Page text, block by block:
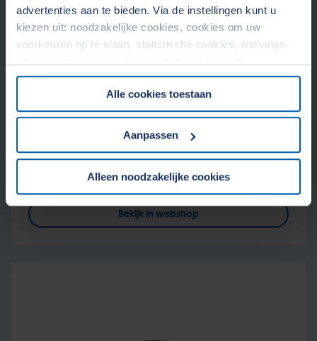
advertenties aan te bieden. Via de instellingen kunt u
kiezen uit: noodzakelijke cookies, cookies om uw
voorkeuren op te slaan, statistische cookies, wervings-
persoonsgegevens met Derden. Door op de OK-knop te
klikken, gaat u akkoord met het gebruik van alle cookies
en geeft u toestemming voor de bijbehorende verwerking
van uw persoonsgegevens. Zie voor meer informatie
allen tijde uw toestemming wijzigen of intrekken in het
Cookiebeleid op onze website.
Alle cookies toestaan
Aanpassen
Alleen noodzakelijke cookies
Lasbare riemen
van Food en Farma tot de (Petro)chemie. Verkrijgbaar in
diverse hardheden, met diverse oppervlaktestructuren.
Lees meer
Bekijk in webshop